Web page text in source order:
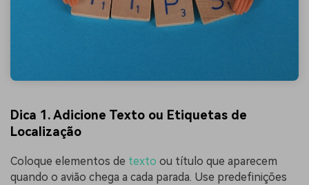
Dica 1.Adicione Texto ou Etiquetas de
Localização
Coloque elementos de texto ou título que aparecem
quando o avião chega a cada parada. Use predefinições